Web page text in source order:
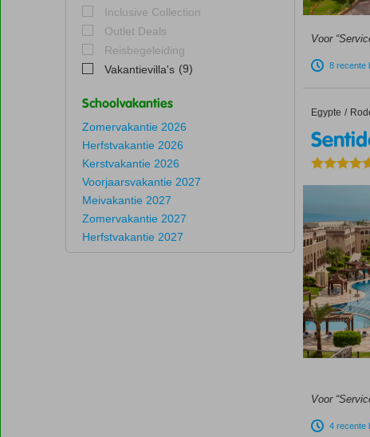
Inclusive Collection
Outlet Deals
Reisbegeleiding
Vakantievilla's (9)
Schoolvakanties
Zomervakantie 2026
Herfstvakantie 2026
Kerstvakantie 2026
Voorjaarsvakantie 2027
Meivakantie 2027
Zomervakantie 2027
Herfstvakantie 2027
Voor
8 recente
Home
Egypte
Sentido
Voor
4 recente